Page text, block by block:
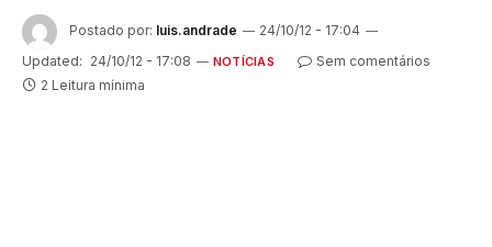
Postado por: luis.andrade
24/10/12 - 17:04
Updated: 24/10/12 - 17:08 NOTÍCIAS
Sem comentários
2 Leitura mínima